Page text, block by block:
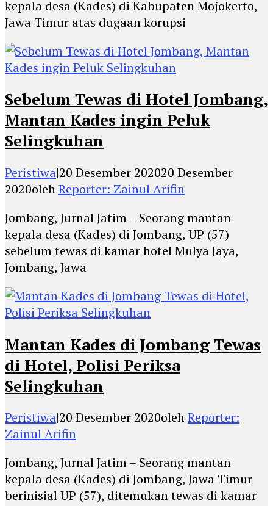
kepala desa (Kades) di Kabupaten Mojokerto,
Jawa Timur atas dugaan korupsi
Sebelum Tewas di Hotel Jombang,
Mantan Kades ingin Peluk
Selingkuhan
Peristiwa|20 Desember 202020 Desember
2020olehReporter: Zainul Arifin
Jombang, Jurnal Jatim – Seorang mantan
kepala desa (Kades) di Jombang, UP (57)
sebelum tewas di kamar hotel Mulya Jaya,
Jombang, Jawa
Mantan Kades di Jombang Tewas
di Hotel, Polisi Periksa
Selingkuhan
Peristiwa|20 Desember 2020olehReporter:
Zainul Arifin
Jombang, Jurnal Jatim – Seorang mantan
kepala desa (Kades) di Jombang, Jawa Timur
berinisial UP (57), ditemukan tewas di kamar